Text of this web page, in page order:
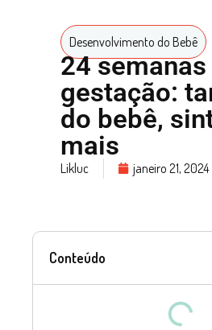
Desenvolvimento do Bebê
24 semanas
gestação:
do bebê,
mais
Likluc janeiro 21, 2024
Conteúdo